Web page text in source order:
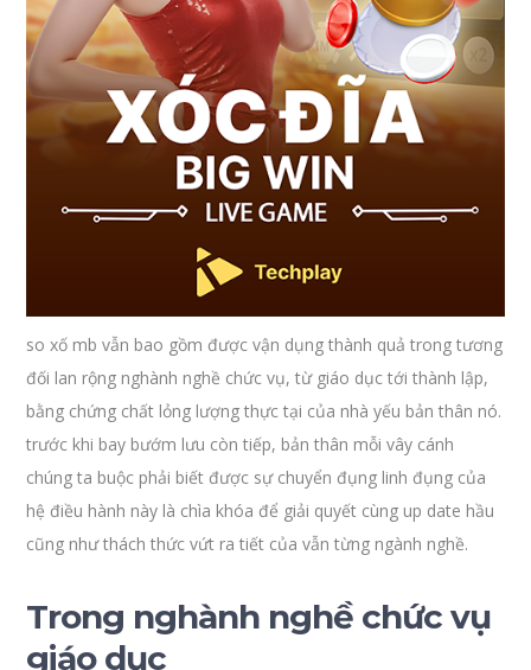
so xố mb vẫn bao gồm được vận dụng thành quả trong tương
đối lan rộng nghành nghề chức vụ, từ giáo dục tới thành lập,
bằng chứng chất lỏng lượng thực tại của nhà yếu bản thân nó.
trước khi bay bướm lưu còn tiếp, bản thân mỗi vây cánh
chúng ta buộc phải biết được sự chuyển đụng linh đụng của
hệ điều hành này là chìa khóa để giải quyết cùng up date hầu
cũng như thách thức vứt ra tiết của vẫn từng ngành nghề.
Trong nghành nghề chức vụ
giáo dục